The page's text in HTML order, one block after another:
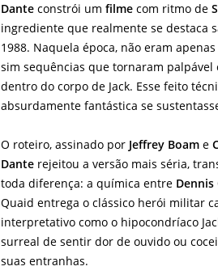
Dante constrói umfilme com ritmo de
ingrediente que realmente se destaca
1988. Naquela época, não eram
sim sequências que tornaram
dentro do corpo de Jack. Esse feito
absurdamente fantástica se
O roteiro, assinado por Jeffrey Boam e
Dante rejeitou a versão mais séria,
toda diferença: a química entre Dennis
Quaid entrega o clássico herói militar
interpretativo como o hipocondríaco
surreal de sentir dor de ouvido ou
suas entranhas.